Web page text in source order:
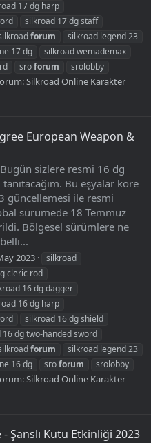
17 dg harp
silkroad 17 dg staff
forum
silkroad legend 23
17 dg
silkroad wemademax
sroforum
srolobby
Silkroad Online Karakter
European Weapon &
sizlere resmi 16 dg
Bu eşyalar kore
güncellemesi ile resmi
sürümede 18 Temmuz
Bölgesel sürümlere ne
2023
silkroad
cleric rod
16 dg dagger
16 dg harp
silkroad 16 dg shield
16 dg two-handed sword
forum
silkroad legend 23
16 dg sroforum
srolobby
Silkroad Online Karakter
Şanslı Kutu Etkinliği 2023